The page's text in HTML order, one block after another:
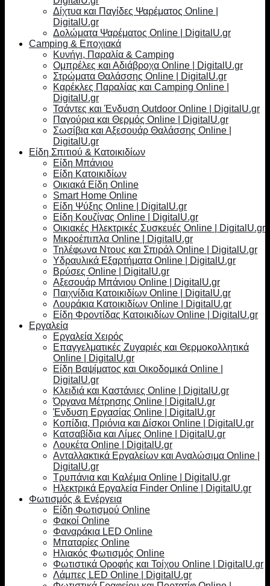
Δίχτυα και Παγίδες Ψαρέματος Online |
DigitalU.gr
Δολώματα Ψαρέματος Online | DigitalU.gr
Camping & Εποχιακά
Κυνήγι, Παραλία & Camping
Ομπρέλες και Αδιάβροχα Online | DigitalU.gr
Στρώματα Θαλάσσης Online | DigitalU.gr
Καρέκλες Παραλίας και Camping Online |
DigitalU.gr
Τσάντες και Ένδυση Outdoor Online | DigitalU.gr
Παγούρια και Θερμός Online | DigitalU.gr
Σωσίβια και Αξεσουάρ Θαλάσσης Online |
DigitalU.gr
Είδη Σπιτιού & Κατοικιδίων
Είδη Μπάνιου
Είδη Κατοικιδίων
Οικιακά Είδη Online
Smart Home Online
Είδη Ψύξης Online | DigitalU.gr
Είδη Κουζίνας Online | DigitalU.gr
Οικιακές Ηλεκτρικές Συσκευές Online | DigitalU.gr
Μικροέπιπλα Online | DigitalU.gr
Τηλέφωνα Ντους και Σπιράλ Online | DigitalU.gr
Υδραυλικά Εξαρτήματα Online | DigitalU.gr
Βρύσες Online | DigitalU.gr
Αξεσουάρ Μπάνιου Online | DigitalU.gr
Παιχνίδια Κατοικιδίων Online | DigitalU.gr
Λουράκια Κατοικιδίων Online | DigitalU.gr
Είδη Φροντίδας Κατοικιδίων Online | DigitalU.gr
Εργαλεία
Εργαλεία Χειρός
Επαγγελματικές Ζυγαριές και Θερμοκολλητικά
Online | DigitalU.gr
Είδη Βαψίματος και Οικοδομικά Online |
DigitalU.gr
Κλειδιά και Καστάνιες Online | DigitalU.gr
Όργανα Μέτρησης Online | DigitalU.gr
Ένδυση Εργασίας Online | DigitalU.gr
Κοπίδια, Πριόνια και Δίσκοι Online | DigitalU.gr
Κατσαβίδια και Λίμες Online | DigitalU.gr
Λουκέτα Online | DigitalU.gr
Ανταλλακτικά Εργαλείων και Αναλώσιμα Online |
DigitalU.gr
Τρυπάνια και Καλέμια Online | DigitalU.gr
Ηλεκτρικά Εργαλεία Finder Online | DigitalU.gr
Φωτισμός & Ενέργεια
Είδη Φωτισμού Online
Φακοί Online
Φαναράκια LED Online
Μπαταρίες Online
Ηλιακός Φωτισμός Online
Φωτιστικά Οροφής και Τοίχου Online | DigitalU.gr
Λάμπες LED Online | DigitalU.gr